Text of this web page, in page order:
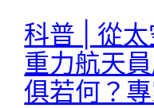
科普 | 從
重力航天
俱若何？